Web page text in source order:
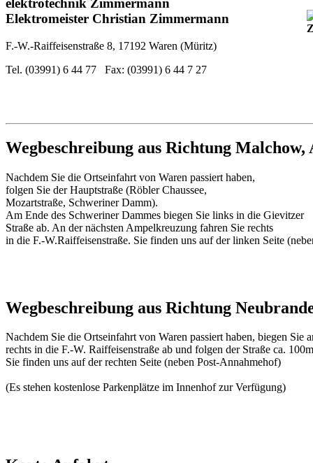
elektrotechnik Zimmermann
Elektromeister Christian Zimmermann
F.-W.-Raiffeisenstraße 8, 17192 Waren (Müritz)
Tel. (03991) 6 44 77 Fax: (03991) 6 44 7 27
Wegbeschreibung aus Richtung Malchow,
Nachdem Sie die Ortseinfahrt von Waren passiert haben,
folgen Sie der Hauptstraße (Röbler Chaussee,
Mozartstraße, Schweriner Damm).
Am Ende des Schweriner Dammes biegen Sie links in die Gievitzer
Straße ab. An der nächsten Ampelkreuzung fahren Sie rechts
in die F.-W.Raiffeisenstraße. Sie finden uns auf der linken Seite
Wegbeschreibung aus Richtung
Nachdem Sie die Ortseinfahrt von Waren passiert haben, biegen Sie
rechts in die F.-W. Raiffeisenstraße ab und folgen der Straße ca.
Sie finden uns auf der rechten Seite (neben Post-Annahmehof)
(Es stehen kostenlose Parkenplätze im Innenhof zur Verfügung)